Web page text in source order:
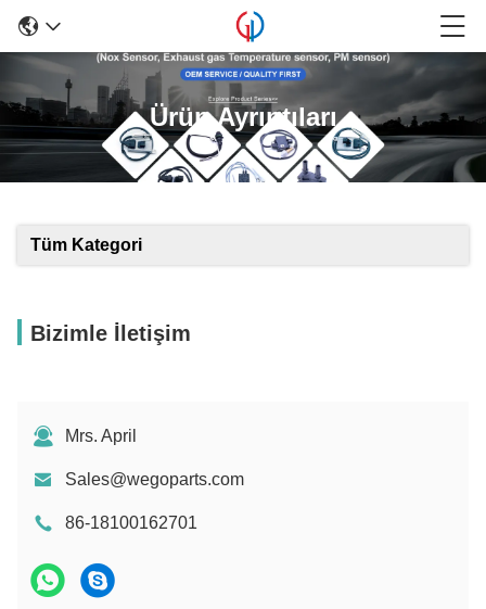
Ürün Ayrıntıları
Tüm Kategori
Bizimle İletişim
Mrs. April
Sales@wegoparts.com
86-18100162701